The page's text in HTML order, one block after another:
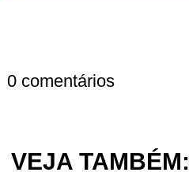
0 comentários
VEJA TAMBÉM: